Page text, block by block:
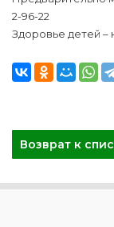
2-96-22
Здоровье детей –
Возврат к